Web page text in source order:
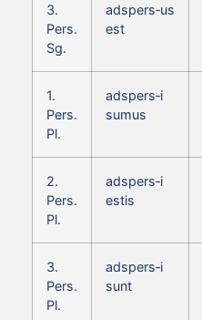
3.
Pers.
Sg.
adspers‑us
est
1.
Pers.
Pl.
adspers‑i
sumus
2.
Pers.
Pl.
adspers‑i
estis
3.
Pers.
Pl.
adspers‑i
sunt